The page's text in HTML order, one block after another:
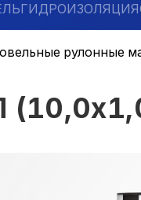
ГИДРОИЗОЛЯЦИЯ
рулонные